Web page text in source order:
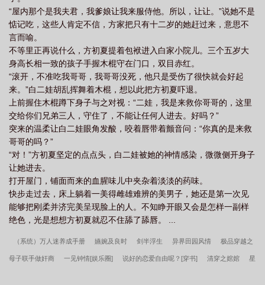
“屋内那个是我夫君，我爹娘让我来服侍他。所以，让让。”说她不是
惦记吃，这些人肯定不信，方家把只有十二岁的她赶过来，意思不
言而喻。
不等里正再说什么，方初夏提着包袱进入白家小院儿。三个五岁大
身高长相一致的孩子手握木棍守在门口，双目赤红。
“滚开，不准吃我哥哥，我哥哥没死，他只是受伤了很快就会好起
来。”白二娃胡乱挥舞着木棍，想以此把方初夏吓退。
上前握住木棍蹲下身子与之对视：“二娃，我是来救你哥哥的，这里
交给你们兄弟三人，守住了，不能让任何人进去。好吗？”
突来的温柔让白二娃眼角发酸，咬着唇带着颤音问：“你真的是来救
哥哥的吗？”
“对！”方初夏坚定的点点头，白二娃被她的神情感染，微微侧开身子
让她进去。
打开屋门，铺面而来的血腥味儿中夹杂着淡淡的药味。
快步走过去，床上躺着一美得雌雄难辨的美男子，她还是第一次见
能够把刚柔并济完美呈现脸上的人。不知睁开眼又会是怎样一副样
绝色，光是想想方初夏就忍不住舔了舔唇。 ...
（系统）万人迷养成手册 嬿婉及良时 剑半浮生 异界田园风情 极品穿越之
母子联手做奸商 一见钟情[娱乐圈] 说好的恋爱自由呢？[穿书] 清穿之婠婠 星